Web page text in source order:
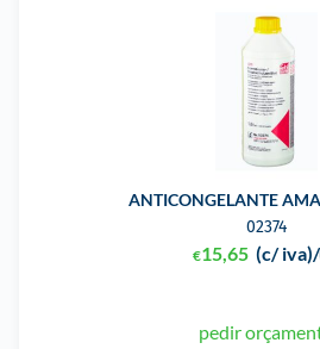
ANTICONGELANTE
02374
€15,65 (c/ iva)
pedir